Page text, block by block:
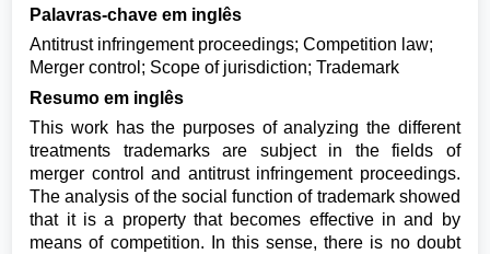
Palavras-chave em inglês
Antitrust infringement proceedings; Competition law;
Merger control; Scope of jurisdiction; Trademark
Resumo em inglês
This work has the purposes of analyzing the different
treatments trademarks are subject in the fields of
merger control and antitrust infringement proceedings.
The analysis of the social function of trademark showed
that it is a property that becomes effective in and by
means of competition. In this sense, there is no doubt